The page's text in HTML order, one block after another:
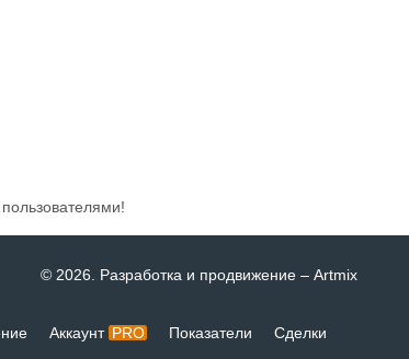
© 2026 . Разработка и продвижение – Artmix
Аккаунт PRO Показатели Сделки